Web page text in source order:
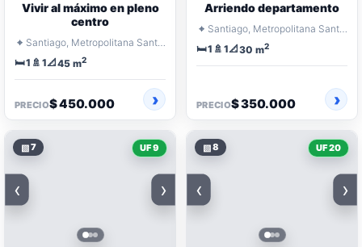
Vivir al máximo en pleno
centro
⌖
Santiago, Metropolitana Santiago
🛏️1 🚿 1📐45 m2
PRECIO$ 450.000
Arriendo departamento
⌖
Santiago, Metropolitana Santiago
🛏️1 🚿 1📐30 m2
PRECIO$ 350.000
▧7 UF 9
‹ ›
▧8 UF 20
‹ ›